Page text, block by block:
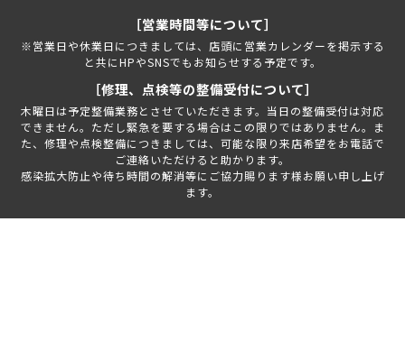
［営業時間等について］
※営業日や休業日につきましては、店頭に営業カレンダーを掲示する
と共にHPやSNSでもお知らせする予定です。
［修理、点検等の整備受付について］
木曜日は予定整備業務とさせていただきます。当日の整備受付は対応
できません。ただし緊急を要する場合はこの限りではありません。ま
た、修理や点検整備につきましては、可能な限り来店希望をお電話で
ご連絡いただけると助かります。
感染拡大防止や待ち時間の解消等にご協力賜ります様お願い申し上げ
ます。